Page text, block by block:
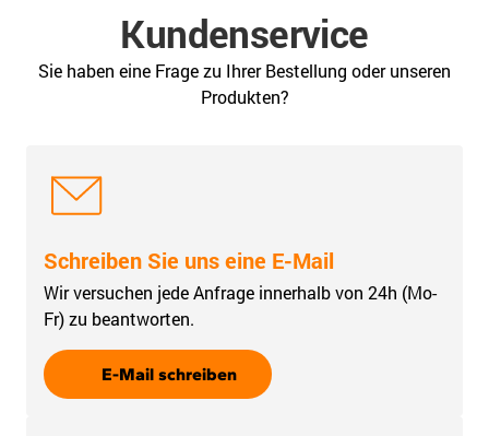
Kundenservice
Sie haben eine Frage zu Ihrer Bestellung oder unseren
Produkten?
Schreiben Sie uns eine E-Mail
Wir versuchen jede Anfrage innerhalb von 24h (Mo-
Fr) zu beantworten.
E-Mail schreiben